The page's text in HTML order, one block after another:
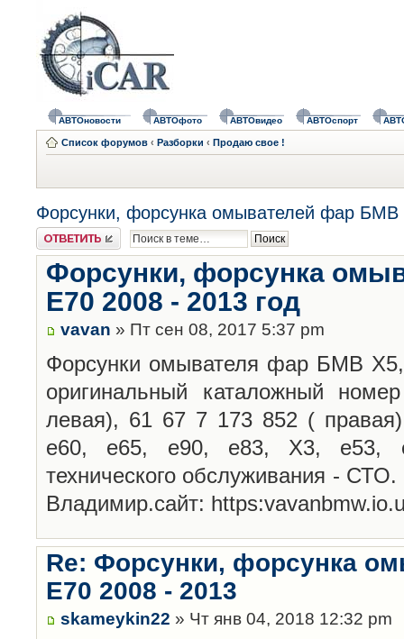
АВТОновости АВТОфото АВТОвидео АВТОспорт
Список форумов ‹ Разборки ‹ Продаю свое !
Форсунки, форсунка омывателей фар БМВ
Ответить
Форсунки, форсунка
Е70 2008 - 2013 год
vavan » Пт сен 08, 2017 5:37 pm
Форсунки омывателя фар БМВ
оригинальный каталожный
левая), 61 67 7 173 852 (
е60, е65, е90, е83, Х3, е53,
технического обслуживания -
Владимир.сайт:
Re: Форсунки, форсунка
Е70 2008 - 2013
skameykin22 » Чт янв 04, 2018 12:32 pm